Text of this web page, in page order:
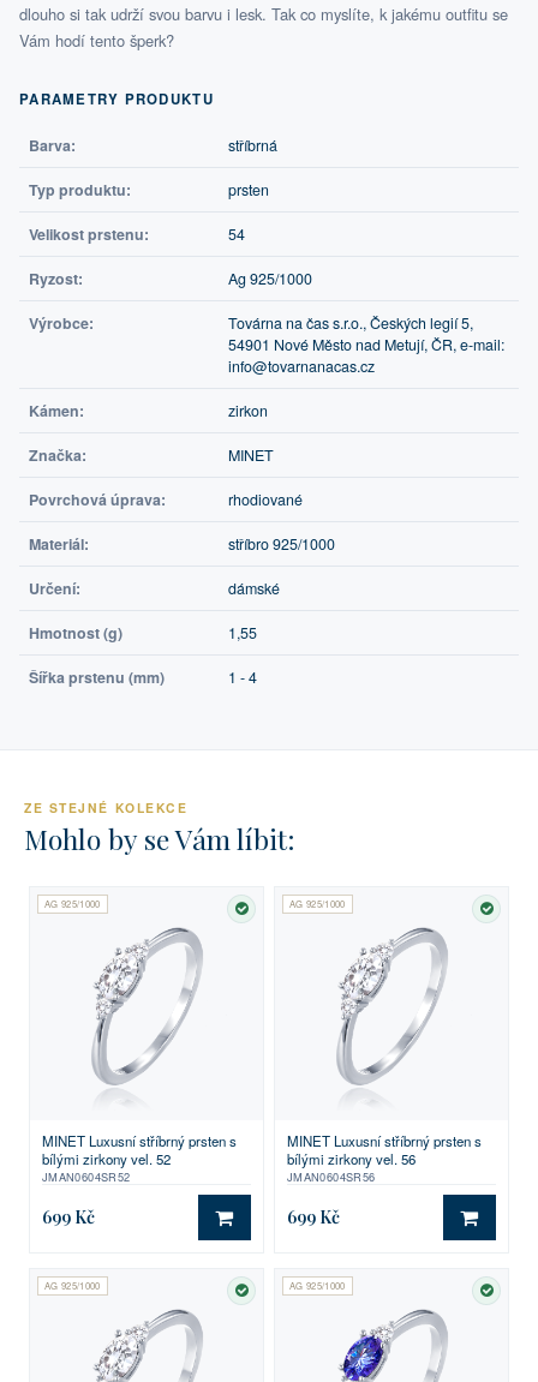
dlouho si tak udrží svou barvu i lesk. Tak co myslíte, k jakému outfitu se
Vám hodí tento šperk?
PARAMETRY PRODUKTU
Barva: stříbrná
Typ produktu: prsten
Velikost prstenu: 54
Ryzost: Ag 925/1000
Výrobce:
Továrna na čas s.r.o., Českých legií 5,
54901 Nové Město nad Metují, ČR, e-mail:
info@tovarnanacas.cz
Kámen: zirkon
Značka: MINET
Povrchová úprava: rhodiované
Materiál: stříbro 925/1000
Určení: dámské
Hmotnost (g) 1,55
Šířka prstenu (mm) 1 - 4
ZE STEJNÉ KOLEKCE
Mohlo by se Vám líbit:
AG 925/1000
SKLADEM
MINET Luxusní stříbrný prsten s
bílými zirkony vel. 52
JMAN0604SR52
699 Kč DO KOŠÍKU
AG 925/1000
MINET Luxusní stříbrný prsten s
bílými zirkony vel. 56
JMAN0604SR56
699 Kč DO
AG 925/1000
SKLADEM
AG 925/1000